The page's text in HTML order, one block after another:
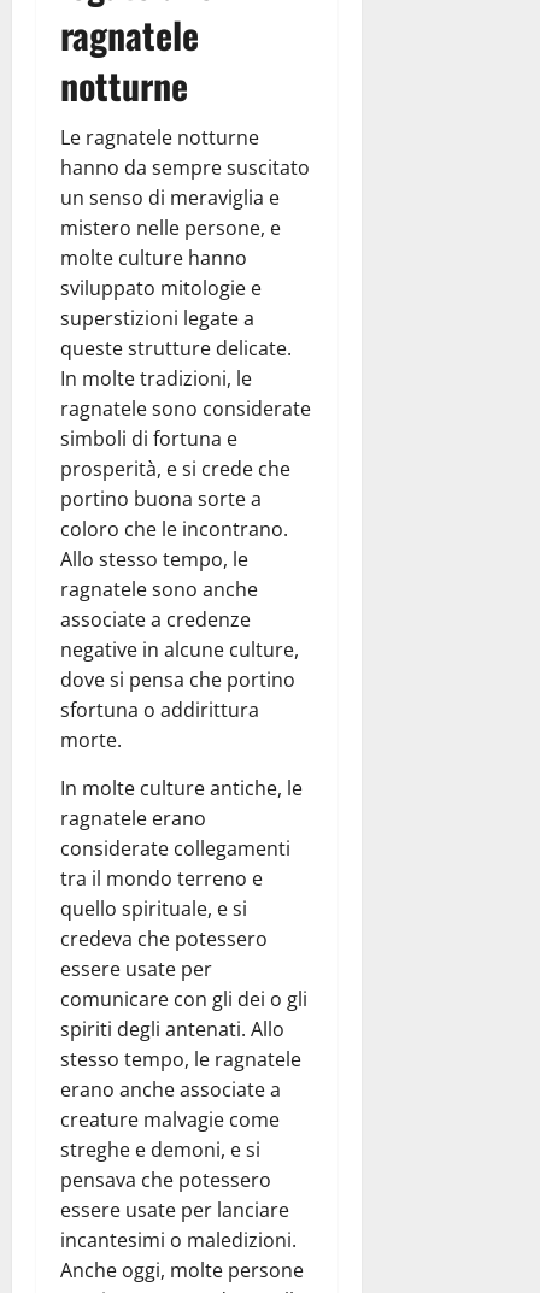
ragnatele
notturne
Le ragnatele notturne
hanno da sempre suscitato
un senso di meraviglia e
mistero nelle persone, e
molte culture hanno
sviluppato mitologie e
superstizioni legate a
queste strutture delicate.
In molte tradizioni, le
ragnatele sono considerate
simboli di fortuna e
prosperità, e si crede che
portino buona sorte a
coloro che le incontrano.
Allo stesso tempo, le
ragnatele sono anche
associate a credenze
negative in alcune culture,
dove si pensa che portino
sfortuna o addirittura
morte.
In molte culture antiche, le
ragnatele erano
considerate collegamenti
tra il mondo terreno e
quello spirituale, e si
credeva che potessero
essere usate per
comunicare con gli dei o gli
spiriti degli antenati. Allo
stesso tempo, le ragnatele
erano anche associate a
creature malvagie come
streghe e demoni, e si
pensava che potessero
essere usate per lanciare
incantesimi o maledizioni.
Anche oggi, molte persone